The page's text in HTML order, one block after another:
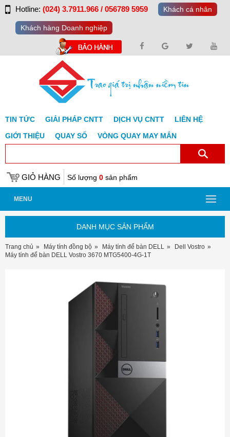
Hotline: (024) 3.7911.966 / 056789 5959 Khách cá nhân
Khách hàng Doanh nghiệp
TIN TỨC GIẢI PHÁP CNTT DỊCH VỤ CNTT
LIÊN HỆ
GIỚI THIỆU
QUAY SỐ VÒNG QUAY MAY MẮN
GIỎ HÀNG Số lượng 0 sản phẩm
MENU
DANH MỤC SẢN PHẨM
Trang chủ Máy tính đồng bộ Máy tính để bàn DELL
Dell Vostro
Máy tính để bàn DELL Vostro 3670 MTG5400-4G-1T